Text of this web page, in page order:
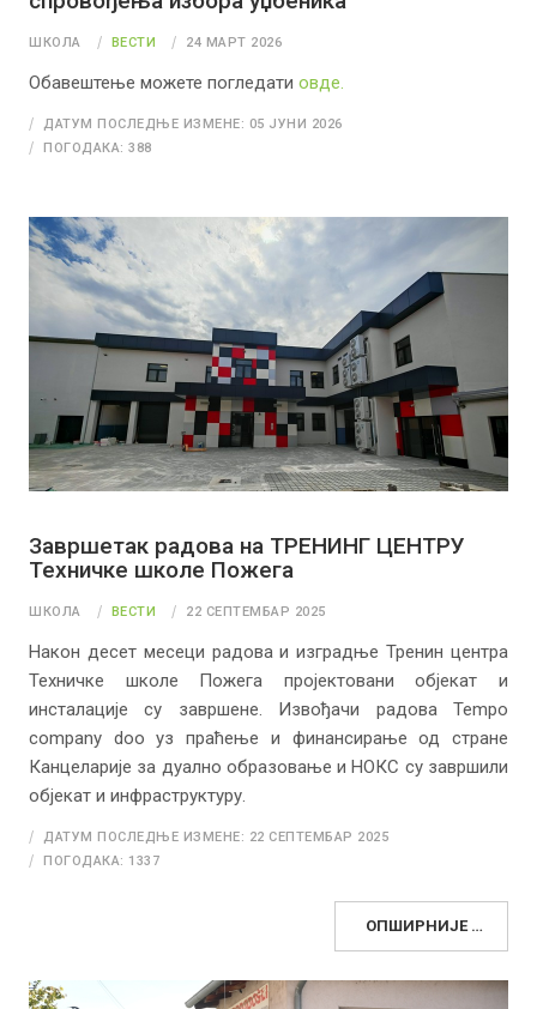
ШКОЛА ВЕСТИ 24 МАРТ 2026
Обавештење можете погледати овде.
ДАТУМ ПОСЛЕДЊЕ ИЗМЕНЕ: 05 ЈУНИ 2026
ПОГОДАКА: 388
Завршетак радова на ТРЕНИНГ ЦЕНТРУ
Техничке школе Пожега
ШКОЛА ВЕСТИ 22 СЕПТЕМБАР 2025
Након десет месеци радова и изградње Тренин центра
Техничке школе Пожега пројектовани објекат и
инсталације су завршене. Извођачи радова Tempo
company doo уз праћење и финансирање од стране
Канцеларије за дуално образовање и НОКС су завршили
објекат и инфраструктуру.
ДАТУМ ПОСЛЕДЊЕ ИЗМЕНЕ: 22 СЕПТЕМБАР 2025
ПОГОДАКА: 1337
ОПШИРНИЈЕ …